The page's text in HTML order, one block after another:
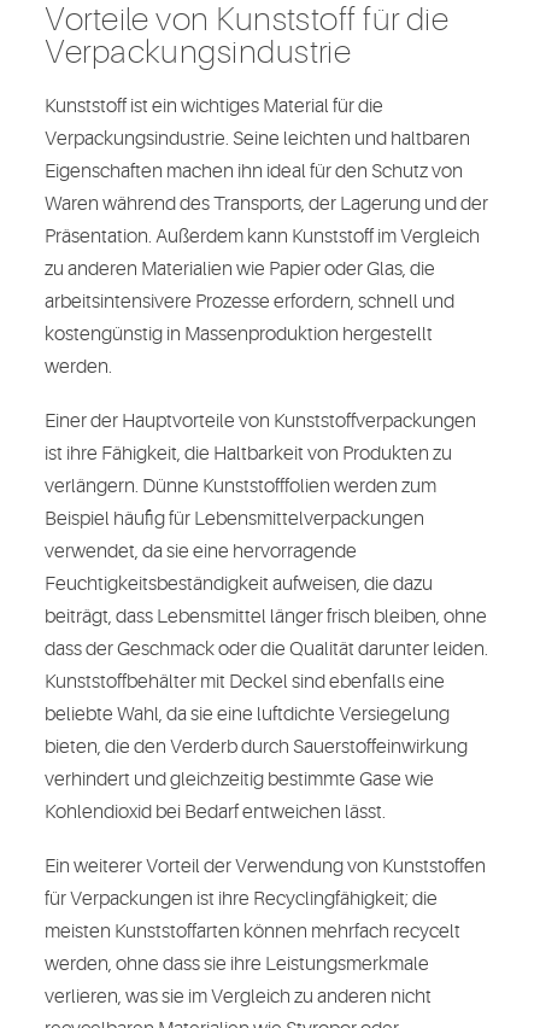
Vorteile von Kunststoff für die
Verpackungsindustrie
Kunststoff ist ein wichtiges Material für die
Verpackungsindustrie. Seine leichten und haltbaren
Eigenschaften machen ihn ideal für den Schutz von
Waren während des Transports, der Lagerung und der
Präsentation. Außerdem kann Kunststoff im Vergleich
zu anderen Materialien wie Papier oder Glas, die
arbeitsintensivere Prozesse erfordern, schnell und
kostengünstig in Massenproduktion hergestellt
werden.
Einer der Hauptvorteile von Kunststoffverpackungen
ist ihre Fähigkeit, die Haltbarkeit von Produkten zu
verlängern. Dünne Kunststofffolien werden zum
Beispiel häufig für Lebensmittelverpackungen
verwendet, da sie eine hervorragende
Feuchtigkeitsbeständigkeit aufweisen, die dazu
beiträgt, dass Lebensmittel länger frisch bleiben, ohne
dass der Geschmack oder die Qualität darunter leiden.
Kunststoffbehälter mit Deckel sind ebenfalls eine
beliebte Wahl, da sie eine luftdichte Versiegelung
bieten, die den Verderb durch Sauerstoffeinwirkung
verhindert und gleichzeitig bestimmte Gase wie
Kohlendioxid bei Bedarf entweichen lässt.
Ein weiterer Vorteil der Verwendung von Kunststoffen
für Verpackungen ist ihre Recyclingfähigkeit; die
meisten Kunststoffarten können mehrfach recycelt
werden, ohne dass sie ihre Leistungsmerkmale
verlieren, was sie im Vergleich zu anderen nicht